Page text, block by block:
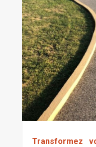
Transformez